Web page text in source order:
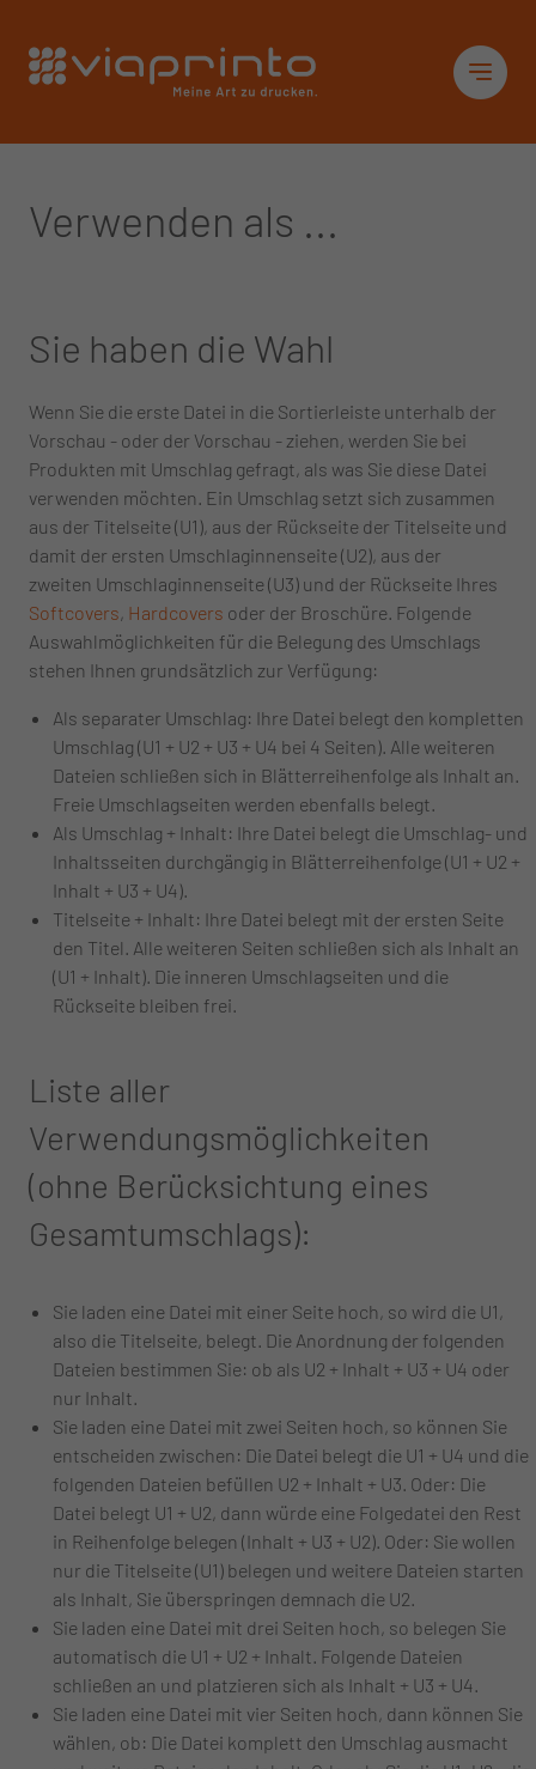
Verwenden als ...
Sie haben die Wahl
Wenn Sie die erste Datei in die Sortierleiste unterhalb der
Vorschau - oder der Vorschau - ziehen, werden Sie bei
Produkten mit Umschlag gefragt, als was Sie diese Datei
verwenden möchten. Ein Umschlag setzt sich zusammen
aus der Titelseite (U1), aus der Rückseite der Titelseite und
damit der ersten Umschlaginnenseite (U2), aus der
zweiten Umschlaginnenseite (U3) und der Rückseite Ihres
Softcovers, Hardcovers oder der Broschüre. Folgende
Auswahlmöglichkeiten für die Belegung des Umschlags
stehen Ihnen grundsätzlich zur Verfügung:
Als separater Umschlag: Ihre Datei belegt den kompletten
Umschlag (U1 + U2 + U3 + U4 bei 4 Seiten). Alle weiteren
Dateien schließen sich in Blätterreihenfolge als Inhalt an.
Freie Umschlagseiten werden ebenfalls belegt.
Als Umschlag + Inhalt: Ihre Datei belegt die Umschlag- und
Inhaltsseiten durchgängig in Blätterreihenfolge (U1 + U2 +
Inhalt + U3 + U4).
Titelseite + Inhalt: Ihre Datei belegt mit der ersten Seite
den Titel. Alle weiteren Seiten schließen sich als Inhalt an
(U1 + Inhalt). Die inneren Umschlagseiten und die
Rückseite bleiben frei.
Liste aller
Verwendungsmöglichkeiten
(ohne Berücksichtung eines
Gesamtumschlags):
Sie laden eine Datei mit einer Seite hoch, so wird die U1,
also die Titelseite, belegt. Die Anordnung der folgenden
Dateien bestimmen Sie: ob als U2 + Inhalt + U3 + U4 oder
nur Inhalt.
Sie laden eine Datei mit zwei Seiten hoch, so können Sie
entscheiden zwischen: Die Datei belegt die U1 + U4 und die
folgenden Dateien befüllen U2 + Inhalt + U3. Oder: Die
Datei belegt U1 + U2, dann würde eine Folgedatei den Rest
in Reihenfolge belegen (Inhalt + U3 + U2). Oder: Sie wollen
nur die Titelseite (U1) belegen und weitere Dateien starten
als Inhalt, Sie überspringen demnach die U2.
Sie laden eine Datei mit drei Seiten hoch, so belegen Sie
automatisch die U1 + U2 + Inhalt. Folgende Dateien
schließen an und platzieren sich als Inhalt + U3 + U4.
Sie laden eine Datei mit vier Seiten hoch, dann können Sie
wählen, ob: Die Datei komplett den Umschlag ausmacht